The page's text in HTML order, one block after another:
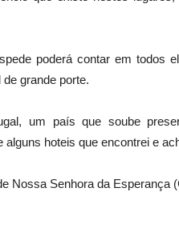
poderá contar em todos
grande porte.
um país que soube
hoteis que encontrei e
Nossa Senhora da Esperança